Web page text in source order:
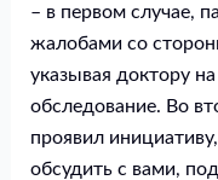
– в первом случае,
жалобами со
указывая доктору
обследование. Во
проявил
обсудить с вами,